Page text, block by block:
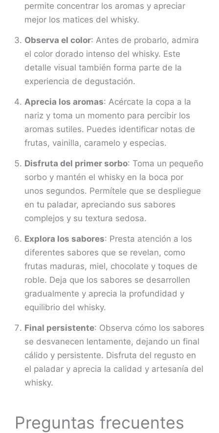
permite concentrar los aromas y apreciar
mejor los matices del whisky.
Observa el color: Antes de probarlo, admira
el color dorado intenso del whisky. Este
detalle visual también forma parte de la
experiencia de degustación.
Aprecia los aromas: Acércate la copa a la
nariz y toma un momento para percibir los
aromas sutiles. Puedes identificar notas de
frutas, vainilla, caramelo y especias.
Disfruta del primer sorbo: Toma un pequeño
sorbo y mantén el whisky en la boca por
unos segundos. Permítele que se despliegue
en tu paladar, apreciando sus sabores
complejos y su textura sedosa.
Explora los sabores: Presta atención a los
diferentes sabores que se revelan, como
frutas maduras, miel, chocolate y toques de
roble. Deja que los sabores se desarrollen
gradualmente y aprecia la profundidad y
equilibrio del whisky.
Final persistente: Observa cómo los sabores
se desvanecen lentamente, dejando un final
cálido y persistente. Disfruta del regusto en
el paladar y aprecia la calidad y artesanía del
whisky.
Preguntas frecuentes